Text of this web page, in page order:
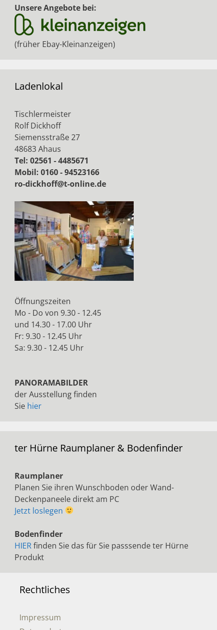
Unsere Angebote bei:
(früher Ebay-Kleinanzeigen)
Ladenlokal
Tischlermeister
Rolf Dickhoff
Siemensstraße 27
48683 Ahaus
Tel: 02561 - 4485671
Mobil: 0160 - 94523166
ro-dickhoff@t-online.de
Öffnungszeiten
Mo - Do von 9.30 - 12.45
und 14.30 - 17.00 Uhr
Fr: 9.30 - 12.45 Uhr
Sa: 9.30 - 12.45 Uhr
PANORAMABILDER
der Ausstellung finden
Sie hier
ter Hürne Raumplaner & Bodenfinder
Raumplaner
Planen Sie ihren Wunschboden oder Wand-
Deckenpaneele direkt am PC
Jetzt loslegen
Bodenfinder
HIERfinden Sie das für Sie passsende ter Hürne
Produkt
Rechtliches
Impressum